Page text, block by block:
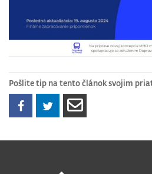
Pošlite tip na tento článok svojim